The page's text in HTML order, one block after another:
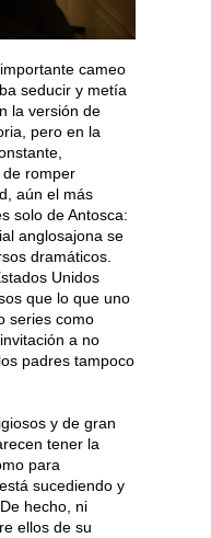
cameo
seducir y metía
la versión de
pero en la
romper
aún el más
solo de Antosca:
anglosajona se
dramáticos.
Unidos
que lo que uno
series como
a no
padres tampoco
y de gran
tener la
para
sucediendo y
hecho, ni
ellos de su